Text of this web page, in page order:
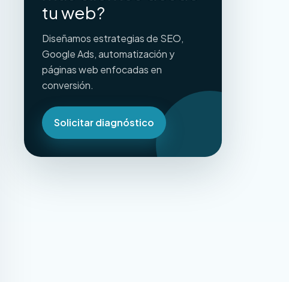
tu web?
Diseñamos estrategias de SEO,
Google Ads, automatización y
páginas web enfocadas en
conversión.
Solicitar diagnóstico